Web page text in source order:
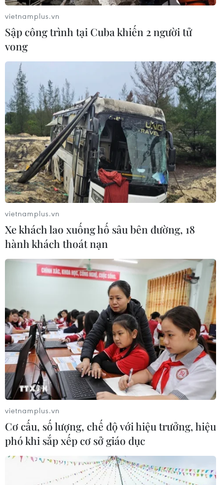
TIN CÙNG CHUYÊN MỤC
Cảnh báo lũ trên lưu vực sông Thao
tại trạm Yên Bái
07/08/2026 11:51
vietnamplus.vn
Sập công trình tại Cuba khiến 2 người tử
vong
vietnamplus.vn
Xe khách lao xuống hố sâu bên đường, 18
hành khách thoát nạn
vietnamplus.vn
Cơ cấu, số lượng, chế độ với hiệu trưởng, hiệu
phó khi sắp xếp cơ sở giáo dục